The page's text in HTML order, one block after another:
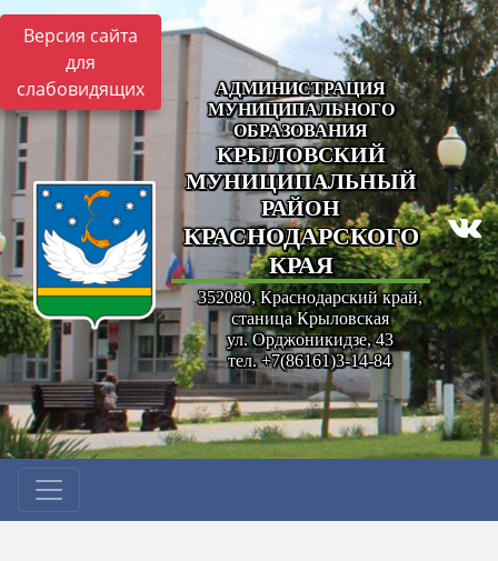
Версия сайта
для
слабовидящих
АДМИНИСТРАЦИЯ
МУНИЦИПАЛЬНОГО
ОБРАЗОВАНИЯ
КРЫЛОВСКИЙ
МУНИЦИПАЛЬНЫЙ
РАЙОН
КРАСНОДАРСКОГО
КРАЯ
352080, Краснодарский край,
станица Крыловская
ул. Орджоникидзе, 43
тел. +7(86161)3-14-84